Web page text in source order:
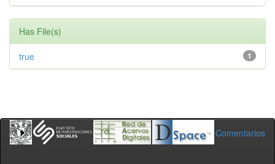
Has File(s)
1
true
Comentarios